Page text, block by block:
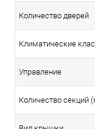
Количество дверей
Климатические
Управление
Количество секций